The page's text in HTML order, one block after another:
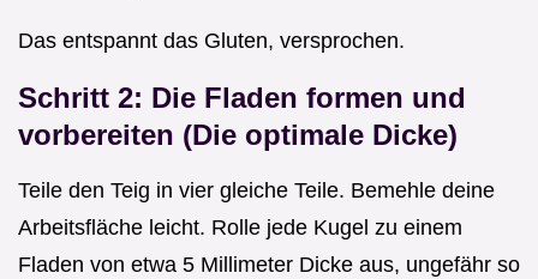
Das entspannt das Gluten, versprochen.
Schritt 2: Die Fladen formen und
vorbereiten (Die optimale Dicke)
Teile den Teig in vier gleiche Teile. Bemehle deine
Arbeitsfläche leicht. Rolle jede Kugel zu einem
Fladen von etwa 5 Millimeter Dicke aus, ungefähr so